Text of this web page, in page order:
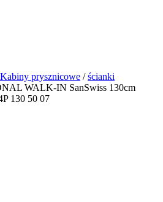
Kabiny prysznicowe /ścianki
WALK-IN SanSwiss 130cm
130 50 07